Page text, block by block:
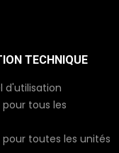
TECHNIQUE
d'utilisation
tous les
toutes les unités